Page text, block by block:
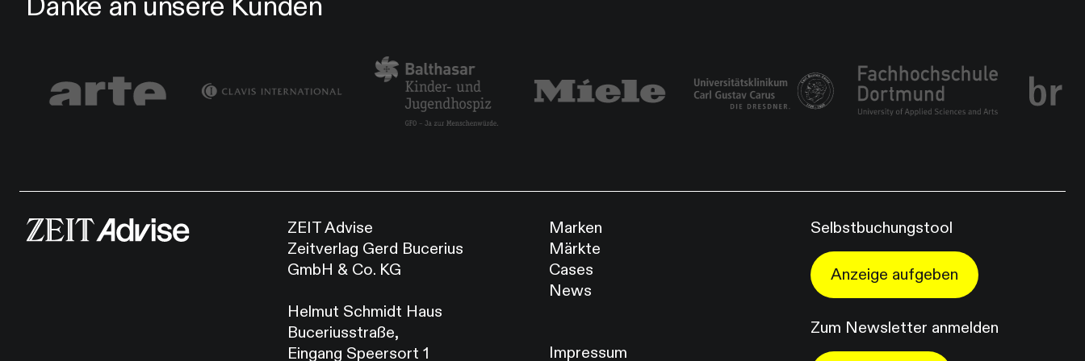
ZEIT Advise
Zeitverlag Gerd Bucerius
GmbH & Co. KG
Helmut Schmidt Haus
Buceriusstraße,
Eingang Speersort 1
Marken
Märkte
Cases
News
Impressum
Selbstbuchungstool
Anzeige aufgeben
Zum Newsletter anmelden